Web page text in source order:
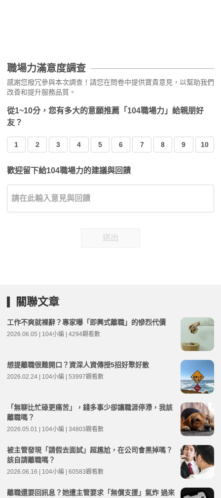
職場力滿意度調查
感謝您撥冗參與本次調查！請您在問卷中提供寶貴意見，以幫助我們
改善和提升服務品質。
從1~10分，您有多大的意願推薦「104職場力」給親朋好
友？
1 2 3 4 5 6 7 8 9 10
歡迎留下給104職場力的建議與回饋
送出
關聯文章
工作不爽就裸辭？專家曝「即興式離職」的慘烈代價
2026.06.05 | 104小編 | 4294觀看數
想提離職很難開口？資深人資傳授5招好聚好散
2026.02.24 | 104小編 | 53997觀看數
「無聊比忙碌更痛苦」，錢多事少卻讓職涯停滯，我該
離職嗎？
2026.05.01 | 104小編 | 34803觀看數
被主管發現「請假去面試」超尷尬，在公司會黑掉嗎？
該自請離職嗎？
2026.06.16 | 104小編 | 60583觀看數
離職還要回訊息？她遭主管要求「無償支援」氣炸 過來